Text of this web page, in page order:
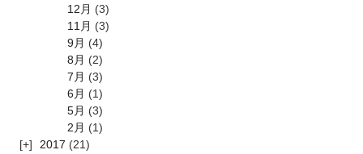
12月 (3)
11月 (3)
9月 (4)
8月 (2)
7月 (3)
6月 (1)
5月 (3)
2月 (1)
2017 (21)